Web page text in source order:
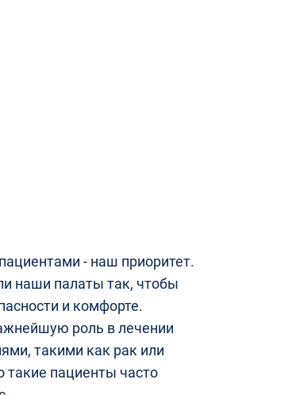
- наш приоритет.
наши палаты так, чтобы
и комфорте.
роль в лечении
такими как рак или
такие пациенты часто